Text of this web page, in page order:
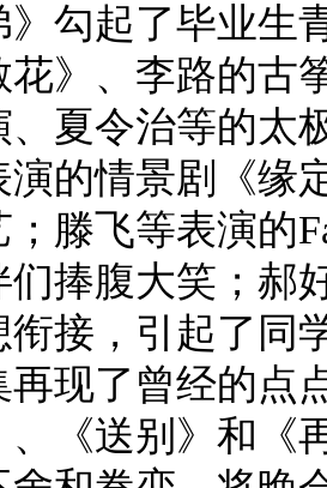
》勾起了毕业生
花》、李路的
、夏令治等的太
演的情景剧《缘
滕飞等表演的
们捧腹大笑；郝
衔接，引起了同
再现了曾经的点
、《送别》和《